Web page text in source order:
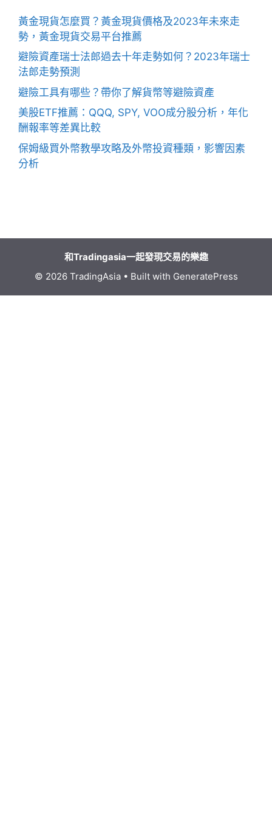
黃金現貨怎麼買？黃金現貨價格及2023年未來走
勢，黃金現貨交易平台推薦
避險資產瑞士法郎過去十年走勢如何？2023年瑞士
法郎走勢預測
避險工具有哪些？帶你了解貨幣等避險資產
美股ETF推薦：QQQ, SPY, VOO成分股分析，年化
酬報率等差異比較
保姆級買外幣教學攻略及外幣投資種類，影響因素
分析
和Tradingasia一起發現交易的樂趣
© 2026 TradingAsia• Built with GeneratePress